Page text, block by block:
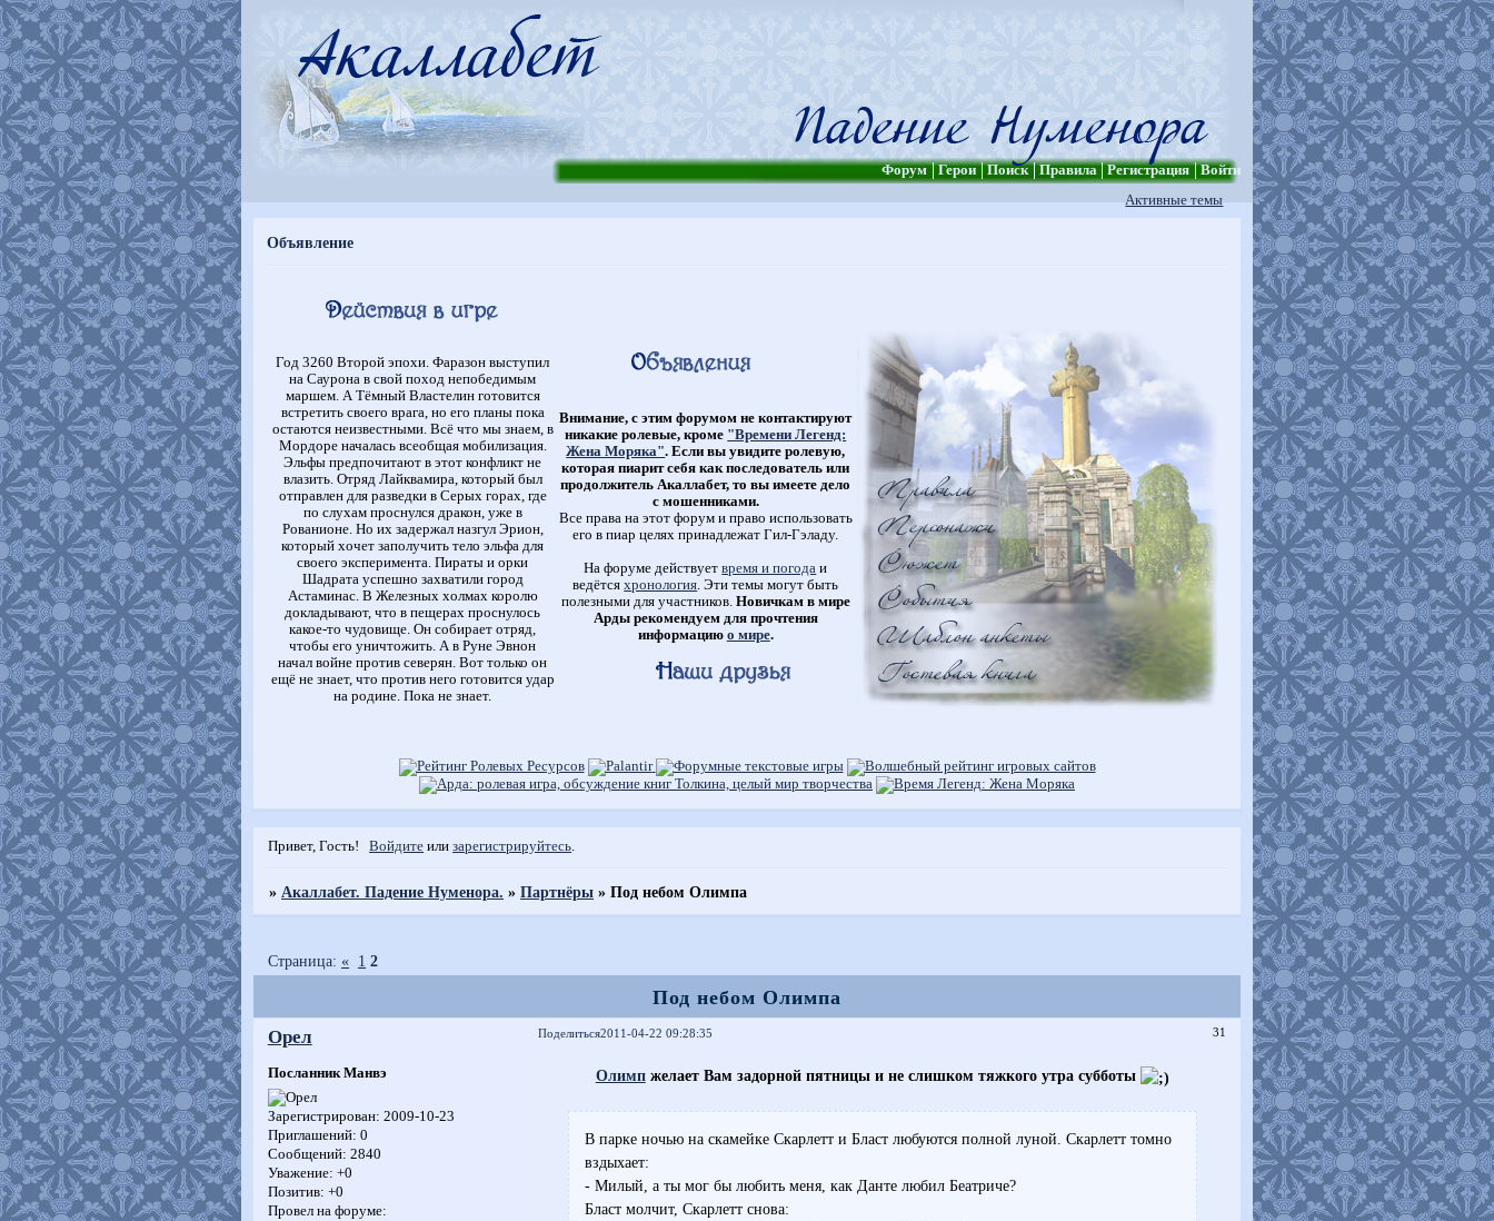
Форум Герои Поиск Правила Регистрация
Войти
Активные темы
Объявление
Год 3260 Второй эпохи. Фаразон выступил
на Саурона в свой поход непобедимым
маршем. А Тёмный Властелин готовится
встретить своего врага, но его планы пока
остаются неизвестными. Всё что мы знаем, в
Мордоре началась всеобщая мобилизация.
Эльфы предпочитают в этот конфликт не
влазить. Отряд Лайквамира, который был
отправлен для разведки в Серых горах, где
по слухам проснулся дракон, уже в
Рованионе. Но их задержал назгул Эрион,
который хочет заполучить тело эльфа для
своего эксперимента. Пираты и орки
Шадрата успешно захватили город
Астаминас. В Железных холмах королю
докладывают, что в пещерах проснулось
какое-то чудовище. Он собирает отряд,
чтобы его уничтожить. А в Руне Эвнон
начал войне против северян. Вот только он
ещё не знает, что против него готовится удар
на родине. Пока не знает.
Внимание, с этим форумом не контактируют
никакие ролевые, кроме "Времени Легенд:
Жена Моряка". Если вы увидите ролевую,
которая пиарит себя как последователь или
продолжитель Акаллабет, то вы имеете дело
с мошенниками.
Все права на этот форум и право использовать
его в пиар целях принадлежат Гил-Гэладу.
На форуме действуетвремя и погода и
ведётсяхронология. Эти темы могут быть
полезными для участников. Новичкам в мире
Арды рекомендуем для прочтения
информацию о мире.
Привет, Гость! Войдите илизарегистрируйтесь.
» Акаллабет. Падение Нуменора. »Партнёры »Под небом Олимпа
Под небом Олимпа
Страница:« 1 2
Поделиться 31
2011-04-22 09:28:35
Орел
Посланник Манвэ
Зарегистрирован: 2009-10-23
Приглашений: 0
Сообщений: 2840
Уважение: +0
Позитив: +0
Провел на форуме:
Олимпжелает Вам задорной пятницы и не слишком тяжкого утра субботы
В парке ночью на скамейке Скарлетт и Бласт любуются полной луной. Скарлетт томно
вздыхает:
- Милый, а ты мог бы любить меня, как Данте любил Беатриче?
Бласт молчит, Скарлетт снова: